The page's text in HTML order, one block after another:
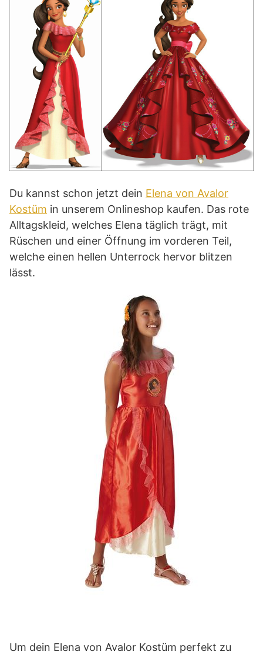
Du kannst schon jetzt dein Elena von Avalor
Kostüm in unserem Onlineshop kaufen. Das rote
Alltagskleid, welches Elena täglich trägt, mit
Rüschen und einer Öffnung im vorderen Teil,
welche einen hellen Unterrock hervor blitzen
lässt.
Um dein Elena von Avalor Kostüm perfekt zu